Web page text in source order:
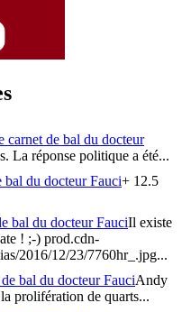
carnet de bal du docteur
La réponse politique a été...
bal du docteur Fauci+ 12.5
bal du docteur FauciIl existe
! ;-) prod.cdn-
2016/12/23/7760hr_.jpg...
bal du docteur FauciAndy
prolifération de quarts...